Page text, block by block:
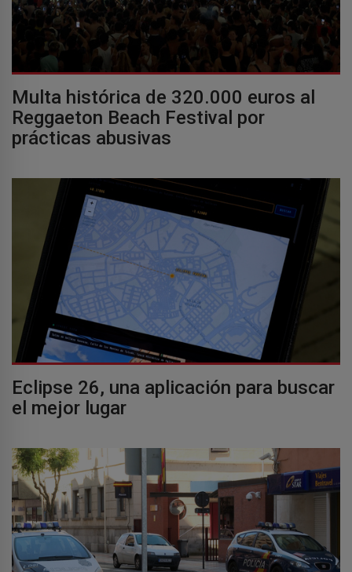
Multa histórica de 320.000 euros al
Reggaeton Beach Festival por
prácticas abusivas
Eclipse 26, una aplicación para buscar
el mejor lugar